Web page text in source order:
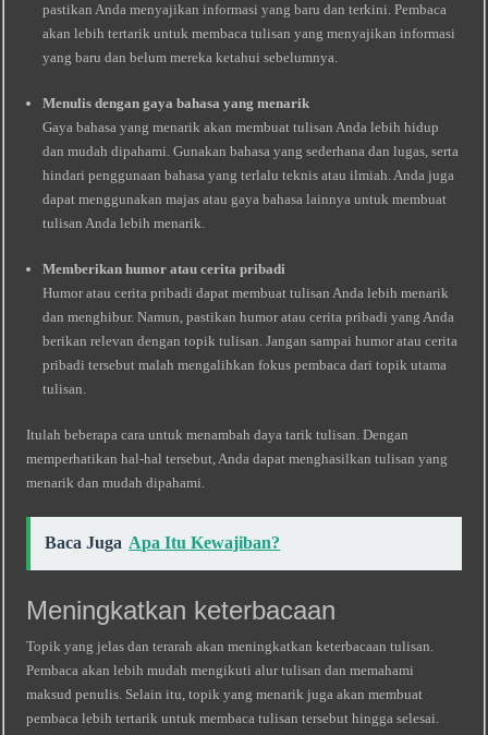
pastikan Anda menyajikan informasi yang baru dan terkini. Pembaca
akan lebih tertarik untuk membaca tulisan yang menyajikan informasi
yang baru dan belum mereka ketahui sebelumnya.
Menulis dengan gaya bahasa yang menarik
Gaya bahasa yang menarik akan membuat tulisan Anda lebih hidup
dan mudah dipahami. Gunakan bahasa yang sederhana dan lugas, serta
hindari penggunaan bahasa yang terlalu teknis atau ilmiah. Anda juga
dapat menggunakan majas atau gaya bahasa lainnya untuk membuat
tulisan Anda lebih menarik.
Memberikan humor atau cerita pribadi
Humor atau cerita pribadi dapat membuat tulisan Anda lebih menarik
dan menghibur. Namun, pastikan humor atau cerita pribadi yang Anda
berikan relevan dengan topik tulisan. Jangan sampai humor atau cerita
pribadi tersebut malah mengalihkan fokus pembaca dari topik utama
tulisan.
Itulah beberapa cara untuk menambah daya tarik tulisan. Dengan
memperhatikan hal-hal tersebut, Anda dapat menghasilkan tulisan yang
menarik dan mudah dipahami.
Baca Juga Apa Itu Kewajiban?
Meningkatkan keterbacaan
Topik yang jelas dan terarah akan meningkatkan keterbacaan tulisan.
Pembaca akan lebih mudah mengikuti alur tulisan dan memahami
maksud penulis. Selain itu, topik yang menarik juga akan membuat
pembaca lebih tertarik untuk membaca tulisan tersebut hingga selesai.